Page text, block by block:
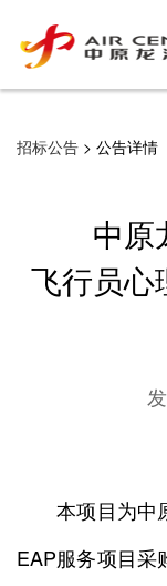
招标公告 > 公告详情
中原
飞行员心
本项目为中原
EAP服务项目采